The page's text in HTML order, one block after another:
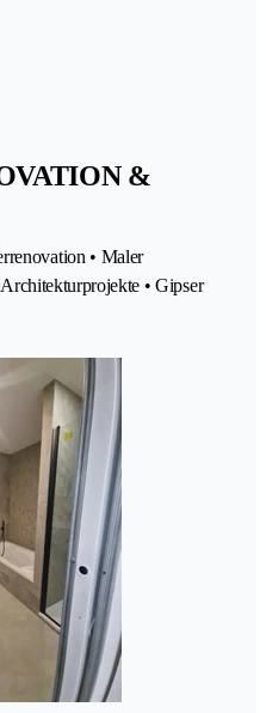
&
• Maler
• Gipser